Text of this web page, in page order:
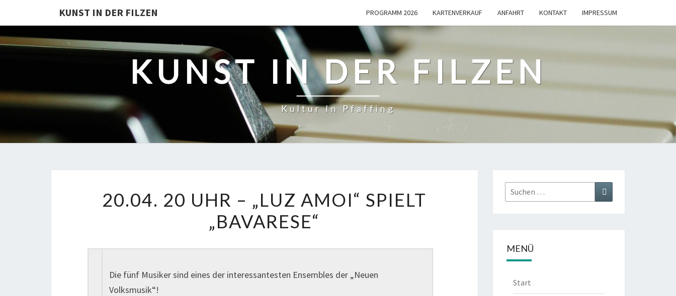
KUNST IN DER FILZEN PROGRAMM 2026 KARTENVERKAUF ANFAHRT KONTAKT IMPRESSUM
KUNST IN DER FILZEN
Kultur In Pfaffing
20
UHR
–
„LUZ
SPIELT
20.04. 20 UHR – „LUZ AMOI“ SPIELT
„BAVARESE“
Die fünf Musiker sind eines der interessantesten Ensembles der „Neuen
Volksmusik“!
Suchen
nach:
Suchen
MENÜ
Start